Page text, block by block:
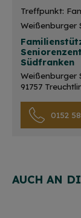
Treffpunkt:
Weißenburger
Südfranken
Weißenburger
91757
0152
AUCH AN